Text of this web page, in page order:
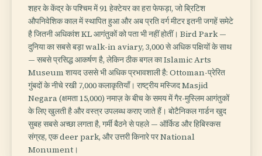
शहर के केंद्र के पश्चिम में 91 हेक्टेयर का हरा फेफड़ा, जो ब्रिटिश
औपनिवेशिक काल में स्थापित हुआ और अब प्रति वर्ग मीटर इतनी जगहें समेटे
है जितनी अधिकांश KL आगंतुकों को पता भी नहीं होतीं। Bird Park —
दुनिया का सबसे बड़ा walk-in aviary, 3,000 से अधिक पक्षियों के साथ
— सबसे प्रसिद्ध आकर्षण है, लेकिन ठीक बगल का Islamic Arts
Museum शायद उससे भी अधिक प्रभावशाली है: Ottoman-प्रेरित
गुंबदों के नीचे रखी 7,000 कलाकृतियाँ। राष्ट्रीय मस्जिद Masjid
Negara (क्षमता 15,000) नमाज़ के बीच के समय में गैर-मुस्लिम आगंतुकों
के लिए खुलती है और वस्त्र उपलब्ध कराए जाते हैं। बोटैनिकल गार्डन खुद
सुबह सबसे अच्छा लगता है, गर्मी बैठने से पहले — ऑर्किड और हिबिस्कस
संग्रह, एक deer park, और उत्तरी किनारे पर National
Monument।